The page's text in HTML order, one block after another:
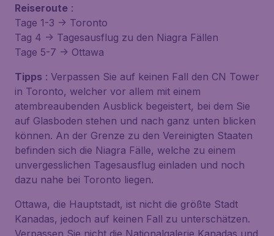
Reiseroute :
Tage 1-3 -> Toronto
Tag 4 -> Tagesausflug zu den Niagra Fällen
Tage 5-7 -> Ottawa
Tipps : Verpassen Sie auf keinen Fall den CN Tower
in Toronto, welcher vor allem mit einem
atembreaubenden Ausblick begeistert, bei dem Sie
auf Glasboden stehen und nach ganz unten blicken
können. An der Grenze zu den Vereinigten Staaten
befinden sich die Niagra Fälle, welche zu einem
unvergesslichen Tagesausflug einladen und noch
dazu nahe bei Toronto liegen.
Ottawa, die Hauptstadt, ist nicht die größte Stadt
Kanadas, jedoch auf keinen Fall zu unterschätzen.
Verpassen Sie nicht die Nationalgalerie Kanadas und